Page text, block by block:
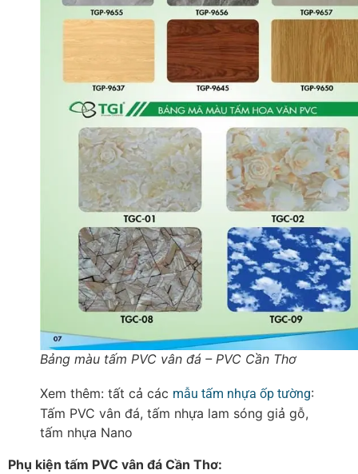
Bảng màu tấm PVC vân đá – PVC Cần Thơ
Xem thêm: tất cả các mẫu tấm nhựa ốp tường:
Tấm PVC vân đá, tấm nhựa lam sóng giả gỗ,
tấm nhựa Nano
Phụ kiện tấm PVC vân đá Cần Thơ: